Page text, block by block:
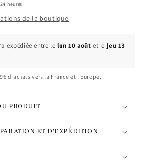
heures
de la boutique
expédiée entre le lun 10 août et le jeu 13
d'achats vers la France et l'Europe.
PRODUIT
ET D'EXPÉDITION